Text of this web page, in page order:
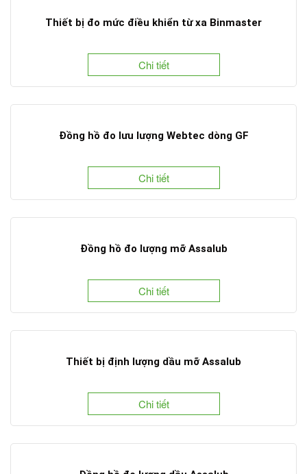
Thiết bị đo mức điều khiển từ xa Binmaster
Chi tiết
Đồng hồ đo lưu lượng Webtec dòng GF
Chi tiết
Đồng hồ đo lượng mỡ Assalub
Chi tiết
Thiết bị định lượng dầu mỡ Assalub
Chi tiết